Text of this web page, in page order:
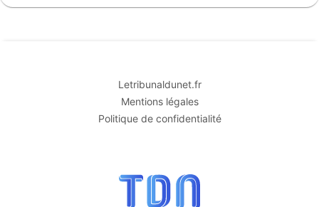
Letribunaldunet.fr
Mentions légales
Politique de confidentialité